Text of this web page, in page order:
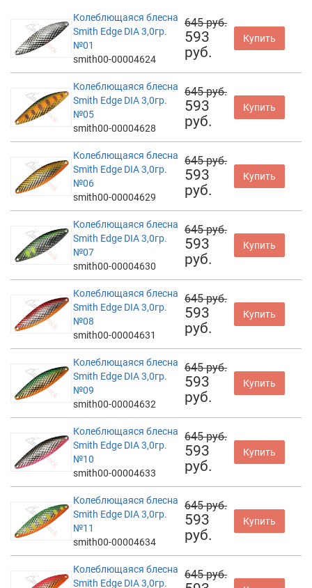
Колеблющаяся блесна
Smith Edge DIA 3,0гр.
№01
smith00-00004624
645 руб.
593
руб.
Купить
Колеблющаяся блесна
Smith Edge DIA 3,0гр.
№05
smith00-00004628
645 руб.
593
руб.
Купить
Колеблющаяся блесна
Smith Edge DIA 3,0гр.
№06
smith00-00004629
645 руб.
593
руб.
Купить
Колеблющаяся блесна
Smith Edge DIA 3,0гр.
№07
smith00-00004630
645 руб.
593
руб.
Купить
Колеблющаяся блесна
Smith Edge DIA 3,0гр.
№08
smith00-00004631
645 руб.
593
руб.
Купить
Колеблющаяся блесна
Smith Edge DIA 3,0гр.
№09
smith00-00004632
645 руб.
593
руб.
Купить
Колеблющаяся блесна
Smith Edge DIA 3,0гр.
№10
smith00-00004633
645 руб.
593
руб.
Купить
Колеблющаяся блесна
Smith Edge DIA 3,0гр.
№11
smith00-00004634
645 руб.
593
руб.
Купить
Колеблющаяся блесна
Smith Edge DIA 3,0гр.
645 руб.